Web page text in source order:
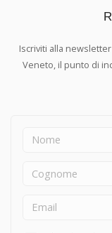
con il mondo del
appreso nei
sviluppare quelle
occasione di
confermare
future scelte formative e
Iscriviti alla
Veneto, il punto di